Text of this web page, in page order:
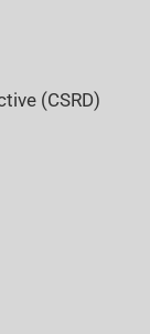
(CSRD)